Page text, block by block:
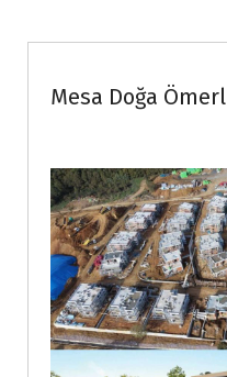
Mesa Doğa